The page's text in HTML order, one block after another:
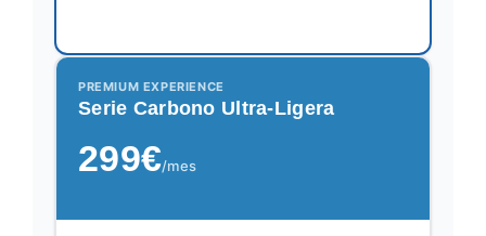
PREMIUM EXPERIENCE
Serie Carbono Ultra-Ligera
299€/mes